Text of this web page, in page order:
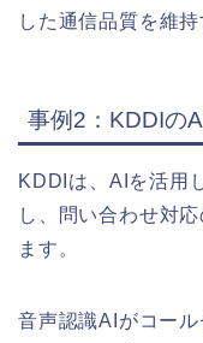
した通信品質を維
事例2：KDDIの
KDDIは、AIを活用
し、問い合わせ対
ます。
音声認識AIがコー